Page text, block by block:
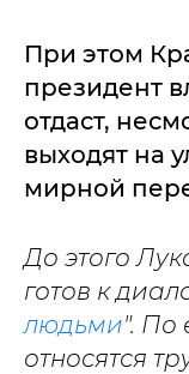
При этом
президент
отдаст,
выходят на
мирной
До этого
готов к
людьми". По
относятся